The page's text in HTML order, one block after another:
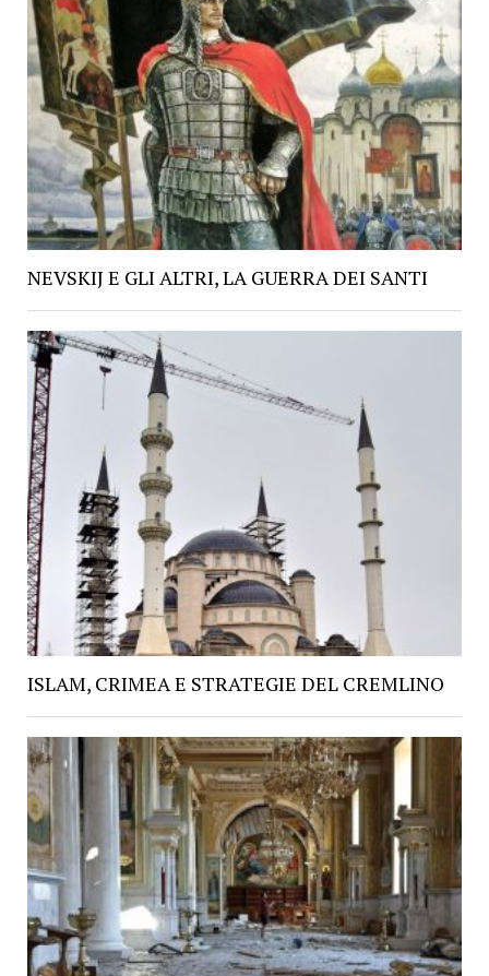
NEVSKIJ E GLI ALTRI, LA GUERRA DEI SANTI
ISLAM, CRIMEA E STRATEGIE DEL CREMLINO